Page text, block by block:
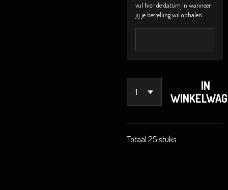
vul hier de datum in wanneer
jij je bestelling wil ophalen
IN
Totaal 25 stuks.